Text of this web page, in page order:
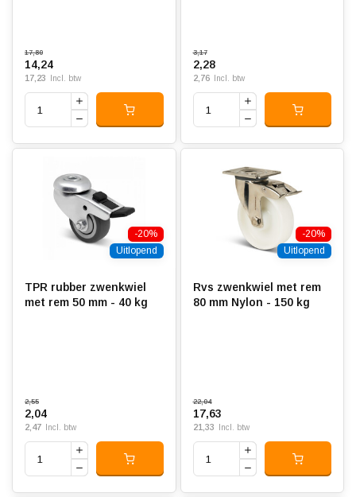
17,80
14,24
17,23 Incl. btw
3,17
2,28
2,76 Incl. btw
-20%
Uitlopend
TPR rubber zwenkwiel
met rem 50 mm - 40 kg
2,55
2,04
2,47 Incl. btw
-20%
Uitlopend
Rvs zwenkwiel met rem
80 mm Nylon - 150 kg
22,04
17,63
21,33 Incl. btw